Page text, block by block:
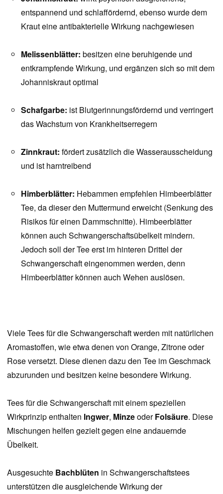
entspannend und schlaffördernd, ebenso wurde dem
Kraut eine antibakterielle Wirkung nachgewiesen
Melissenblätter: besitzen eine beruhigende und
entkrampfende Wirkung, und ergänzen sich so mit dem
Johanniskraut optimal
Schafgarbe: ist Blutgerinnungsfördernd und verringert
das Wachstum von Krankheitserregern
Zinnkraut: fördert zusätzlich die Wasserausscheidung
und ist harntreibend
Himberblätter: Hebammen empfehlen Himbeerblätter
Tee, da dieser den Muttermund erweicht (Senkung des
Risikos für einen Dammschnitte). Himbeerblätter
können auch Schwangerschaftsübelkeit mindern.
Jedoch soll der Tee erst im hinteren Drittel der
Schwangerschaft eingenommen werden, denn
Himbeerblätter können auch Wehen auslösen.
Viele Tees für die Schwangerschaft werden mit natürlichen
Aromastoffen, wie etwa denen von Orange, Zitrone oder
Rose versetzt. Diese dienen dazu den Tee im Geschmack
abzurunden und besitzen keine besondere Wirkung.
Tees für die Schwangerschaft mit einem speziellen
Wirkprinzip enthalten Ingwer, MinzeoderFolsäure. Diese
Mischungen helfen gezielt gegen eine andauernde
Übelkeit.
Ausgesuchte Bachblüten in Schwangerschaftstees
unterstützen die ausgleichende Wirkung der